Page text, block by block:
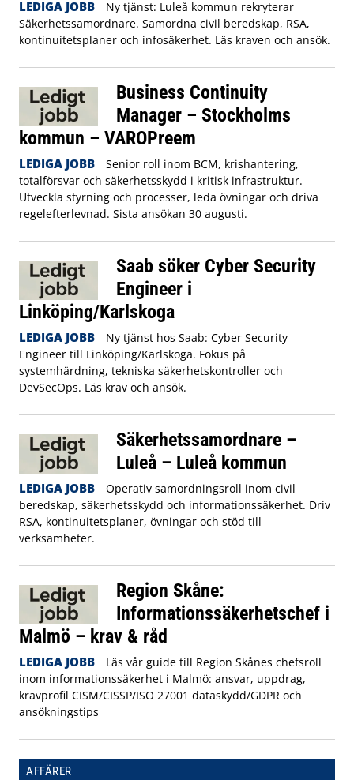
LEDIGA JOBB
Ny tjänst: Luleå kommun rekryterar
Säkerhetssamordnare. Samordna civil beredskap, RSA,
kontinuitetsplaner och infosäkerhet. Läs kraven och ansök.
Business Continuity
Manager – Stockholms
kommun – VAROPreem
LEDIGA JOBB
Senior roll inom BCM, krishantering,
totalförsvar och säkerhetsskydd i kritisk infrastruktur.
Utveckla styrning och processer, leda övningar och driva
regelefterlevnad. Sista ansökan 30 augusti.
Saab söker Cyber Security
Engineer i
Linköping/Karlskoga
LEDIGA JOBB
Ny tjänst hos Saab: Cyber Security
Engineer till Linköping/Karlskoga. Fokus på
systemhärdning, tekniska säkerhetskontroller och
DevSecOps. Läs krav och ansök.
Säkerhetssamordnare –
Luleå – Luleå kommun
LEDIGA JOBB
Operativ samordningsroll inom civil
beredskap, säkerhetsskydd och informationssäkerhet. Driv
RSA, kontinuitetsplaner, övningar och stöd till
verksamheter.
Region Skåne:
Informationssäkerhetschef i
Malmö – krav & råd
LEDIGA JOBB
Läs vår guide till Region Skånes chefsroll
inom informationssäkerhet i Malmö: ansvar, uppdrag,
kravprofil CISM/CISSP/ISO 27001 dataskydd/GDPR och
ansökningstips
AFFÄRER